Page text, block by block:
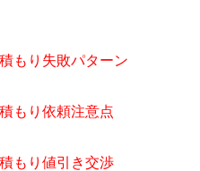
もり失敗パターン
もり依頼注意点
もり値引き交渉